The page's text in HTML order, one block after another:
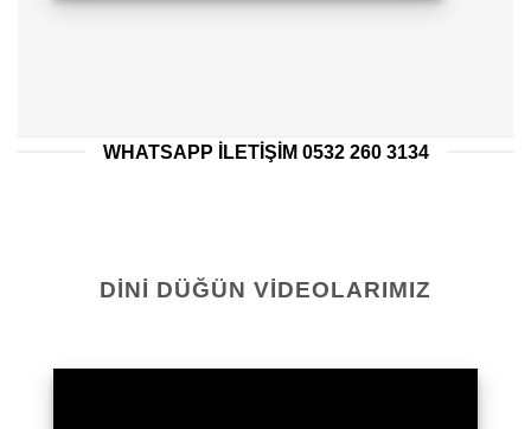
WHATSAPP ILETIŞIM 0532 260 3134
DINI DÜĞÜN VIDEOLARIMIZ